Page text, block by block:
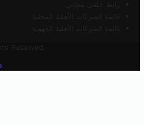
رابط خلفي مجاني
قائمة الشركات الأهلية المحلية
قائمة الشركات الأهلية الجهوية
Reserved.